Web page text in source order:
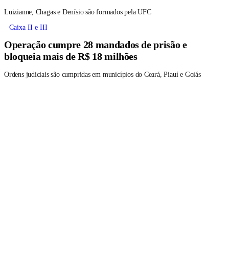
Luizianne, Chagas e Denísio são formados pela UFC
Caixa II e III
Operação cumpre 28 mandados de prisão e
bloqueia mais de R$ 18 milhões
Ordens judiciais são cumpridas em municípios do Ceará, Piauí e Goiás